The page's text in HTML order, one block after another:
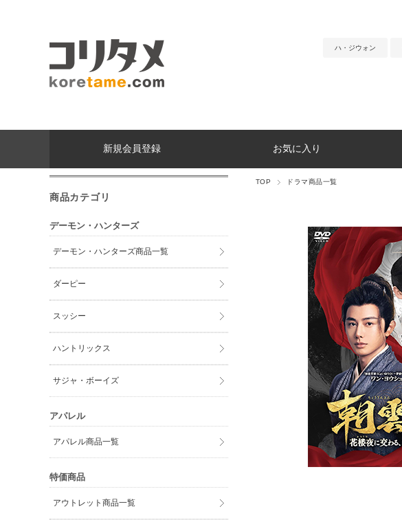
ハ・ジウォン
新規会員登録 お気に入り
TOP ドラマ商品一覧
商品カテゴリ
デーモン・ハンターズ
デーモン・ハンターズ商品一覧
ダーピー
スッシー
ハントリックス
サジャ・ボーイズ
アパレル
アパレル商品一覧
特価商品
アウトレット商品一覧